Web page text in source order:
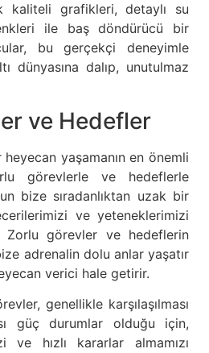
kaliteli grafikleri, detaylı su
ile baş döndürücü bir
bu gerçekçi deneyimle
dünyasına dalıp, unutulmaz
ve Hedefler
yaşamanın en önemli
görevlerle ve hedeflerle
bize sıradanlıktan uzak bir
ve yeteneklerimizi
Zorlu görevler ve hedeflerin
adrenalin dolu anlar yaşatır
verici hale getirir.
genellikle karşılaşılması
güç durumlar olduğu için,
ve hızlı kararlar almamızı